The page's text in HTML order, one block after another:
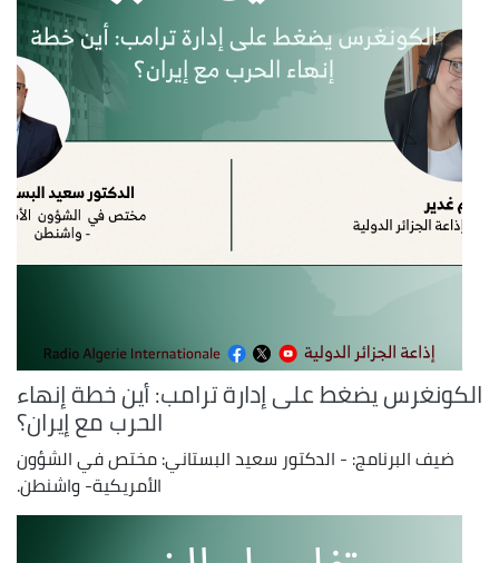
الكونغرس يضغط على إدارة ترامب: أين خطة إنهاء
الحرب مع إيران؟
ضيف البرنامج: - الدكتور سعيد البستاني: مختص في الشؤون
الأمريكية- واشنطن.